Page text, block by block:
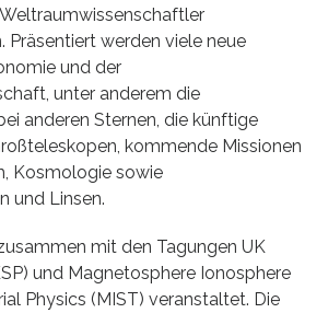
Präsentiert werden viele neue
und der
unter anderem die
anderen Sternen, die künftige
kommende Missionen
Kosmologie sowie
und Linsen.
mit den Tagungen UK
und Magnetosphere Ionosphere
Physics (MIST) veranstaltet. Die